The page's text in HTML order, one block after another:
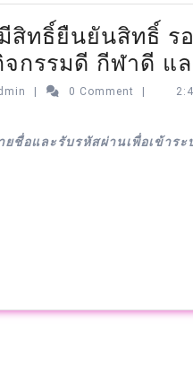
สิทธิ์ยืนยันสิทธิ์ ร
จกรรมดี กีฬาดี แ
| 0 Comment |
ชื่อและรับรหัสผ่านเพื่อเข้าร